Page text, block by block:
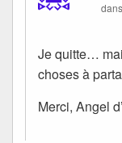
Je quitte…
choses à
Merci, Angel